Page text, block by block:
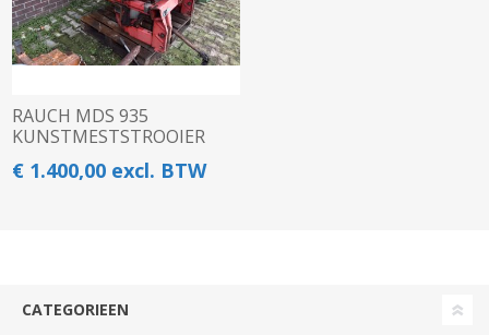
RAUCH MDS 935
KUNSTMESTSTROOIER
€ 1.400,00 excl. BTW
CATEGORIEEN